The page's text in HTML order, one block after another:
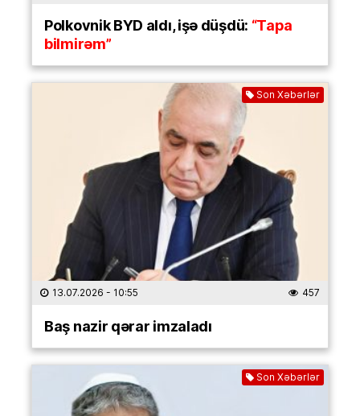
Polkovnik BYD aldı, işə düşdü: “Tapa
bilmirəm”
Son Xəbərlər
13.07.2026 - 10:55 457
Baş nazir qərar imzaladı
Son Xəbərlər